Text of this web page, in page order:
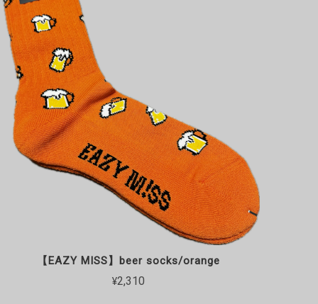
【EAZY MISS】beer socks/orange
¥2,310